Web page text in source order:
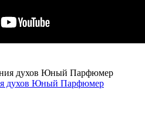
духов Юный Парфюмер